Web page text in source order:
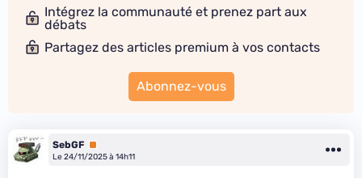
Intégrez la communauté et prenez part aux
débats
Partagez des articles premium à vos contacts
Abonnez-vous
SebGF Premium
Le 24/11/2025 à 14h11